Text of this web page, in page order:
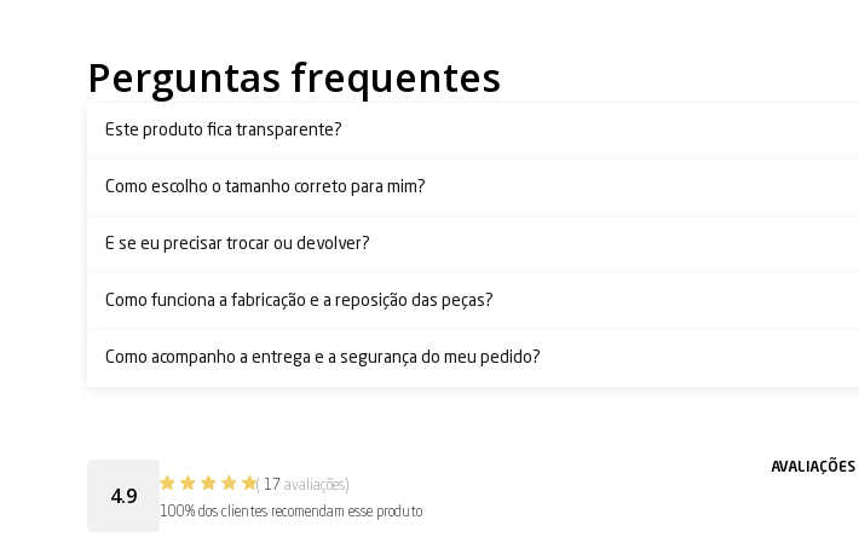
Perguntas frequentes
Este produto fica transparente?
Como escolho o tamanho correto para mim?
E se eu precisar trocar ou devolver?
Como funciona a fabricação e a reposição das peças?
Como acompanho a entrega e a segurança do meu pedido?
4.9 ( 17 avaliações)
100% dos clientes recomendam esse produto